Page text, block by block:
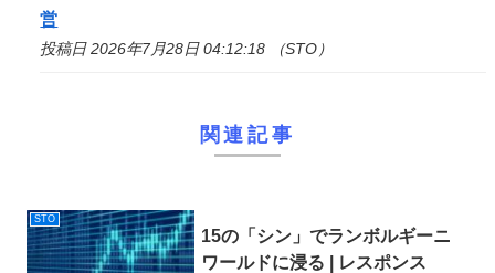
営
投稿日 2026年7月28日 04:12:18 （STO）
関連記事
STO
15の「シン」でランボルギーニ
ワールドに浸る | レスポンス